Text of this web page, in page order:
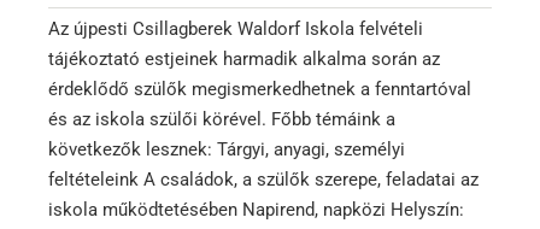
Az újpesti Csillagberek Waldorf Iskola felvételi
tájékoztató estjeinek harmadik alkalma során az
érdeklődő szülők megismerkedhetnek a fenntartóval
és az iskola szülői körével. Főbb témáink a
következők lesznek: Tárgyi, anyagi, személyi
feltételeink A családok, a szülők szerepe, feladatai az
iskola működtetésében Napirend, napközi Helyszín: